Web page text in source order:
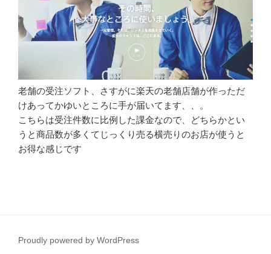
老舗の受注ソフト、さすがに楽天の老舗店舗が作っただ
けあってかゆいところに手が届いてます、、。
こちらは受注件数に比例した課金なので、どちらかとい
うと商品数が多くてじっくり売る横売りのお店が使うと
お得な感じです
Proudly powered by WordPress